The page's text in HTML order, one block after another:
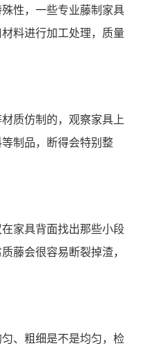
性，一些专业藤制家具
料进行加工处理，质量
质仿制的，观察家具上
制品，断得会特别整
家具背面找出那些小段
藤会很容易断裂掉渣，
、粗细是不是均匀，检